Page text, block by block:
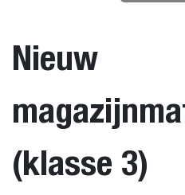
Nieuw
(klasse 3)